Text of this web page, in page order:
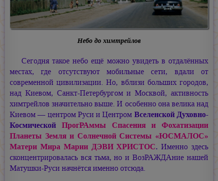
Небо до химтрейлов
Сегодня такое небо ещё можно увидеть в отдалённых
местах, где отсутствуют мобильные сети, вдали от
современной цивилизации. Но, вблизи больших городов,
над Киевом, Санкт-Петербургом и Москвой, активность
химтрейлов значительно выше. И особенно она велика над
Киевом — центром Руси и Центром Вселенской Духовно-
Космической ПрогРАммы Спасения и Фохатизации
Планеты Земля и Солнечной Системы «ЮСМАЛОС»
Матери Мира Марии ДЭВИ ХРИСТОС. Именно здесь
сконцентрировалась вся тьма, но и ВозРАЖДАние нашей
Матушки-Руси начнётся именно отсюда.